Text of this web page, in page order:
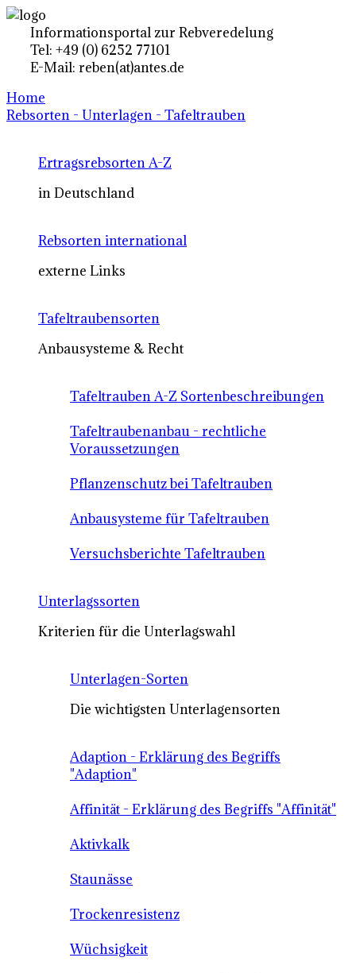
Informationsportal zur Rebveredelung
Tel: +49 (0) 6252 77101
E-Mail: reben(at)antes.de
Home
Rebsorten - Unterlagen - Tafeltrauben
Ertragsrebsorten A-Z
in Deutschland
Rebsorten international
externe Links
Tafeltraubensorten
Anbausysteme & Recht
Tafeltrauben A-Z Sortenbeschreibungen
Tafeltraubenanbau - rechtliche
Voraussetzungen
Pflanzenschutz bei Tafeltrauben
Anbausysteme für Tafeltrauben
Versuchsberichte Tafeltrauben
Unterlagssorten
Kriterien für die Unterlagswahl
Unterlagen-Sorten
Die wichtigsten Unterlagensorten
Adaption - Erklärung des Begriffs
"Adaption"
Affinität - Erklärung des Begriffs "Affinität"
Aktivkalk
Staunässe
Trockenresistenz
Wüchsigkeit